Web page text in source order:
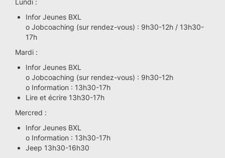
Lundi :
Infor Jeunes BXL
o Jobcoaching (sur rendez-vous) : 9h30-12h / 13h30-
17h
Mardi :
Infor Jeunes BXL
o Jobcoaching (sur rendez-vous) : 9h30-12h
o Information : 13h30-17h
Lire et écrire 13h30-17h
Mercred :
Infor Jeunes BXL
o Information : 13h30-17h
Jeep 13h30-16h30